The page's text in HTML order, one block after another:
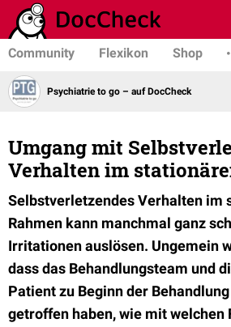
Community Flexikon Shop
Psychiatrie to go – auf DocCheck
Umgang mit
Verhalten im
Selbstverletzendes Verhalten im
Rahmen kann manchmal ganz
Irritationen auslösen. Ungemein
dass das Behandlungsteam und
Patient zu Beginn der
getroffen haben, wie mit welchen